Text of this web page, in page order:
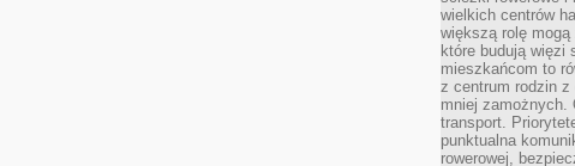
wielkich centrów
większą rolę
które budują więzi
mieszkańcom to
z centrum rodzin
mniej zamożnych.
transport.
punktualna
rowerowej,